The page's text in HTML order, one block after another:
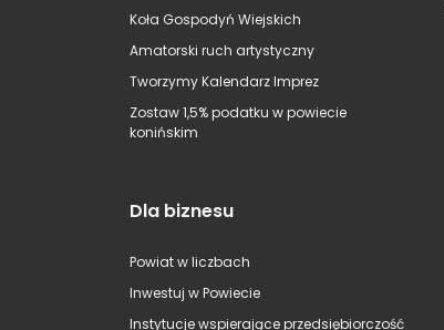
Koła Gospodyń Wiejskich
Amatorski ruch artystyczny
Tworzymy Kalendarz Imprez
Zostaw 1,5% podatku w powiecie
konińskim
Dla biznesu
Powiat w liczbach
Inwestuj w Powiecie
Instytucje wspierające przedsiębiorczość